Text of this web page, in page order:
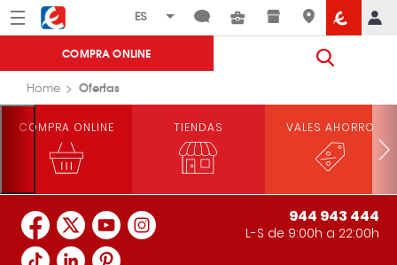
Menú Eroski
COMPRA ONLINE
Home Ofertas
COMPRA ONLINE TIENDAS VALES AHORRO
944 943 444
L-S de 9:00h a 22:00h